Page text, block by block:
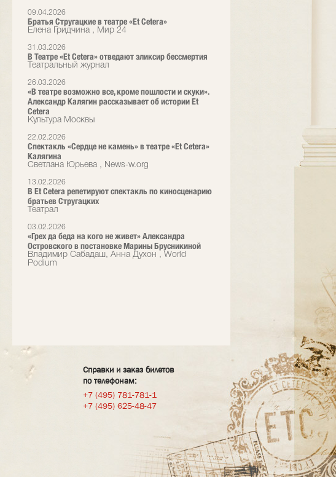
09.04.2026
Братья Стругацкие в театре «Et Cetera»
Елена Гридчина , Мир 24
31.03.2026
В Театре «Et Cetera» отведают эликсир бессмертия
Театральный журнал
26.03.2026
«В театре возможно все, кроме пошлости и скуки».
Александр Калягин рассказывает об истории Et
Cetera
Культура Москвы
22.02.2026
Спектакль «Сердце не камень» в театре «Et Cetera»
Калягина
Светлана Юрьева , News-w.org
13.02.2026
В Et Cetera репетируют спектакль по киносценарию
братьев Стругацких
Театрал
03.02.2026
«Грех да беда на кого не живет» Александра
Островского в постановке Марины Брусникиной
Владимир Сабадаш, Анна Духон , World
Podium
Справки и заказ билетов
по телефонам:
+7 (495) 781-781-1
+7 (495) 625-48-47